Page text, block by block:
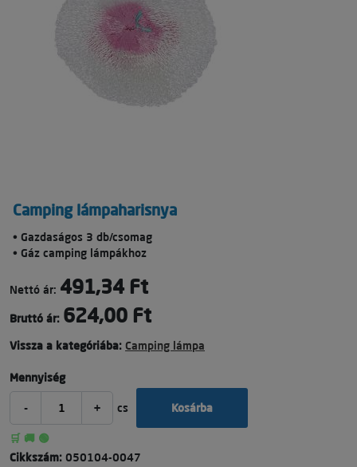
Camping lámpaharisnya
• Gazdaságos 3 db/csomag
• Gáz camping lámpákhoz
Nettó ár: 491,34 Ft
Bruttó ár: 624,00 Ft
Vissza a kategóriába: Camping lámpa
Mennyiség
- + cs Kosárba
🛒 🚚 🟢
Cikkszám: 050104-0047